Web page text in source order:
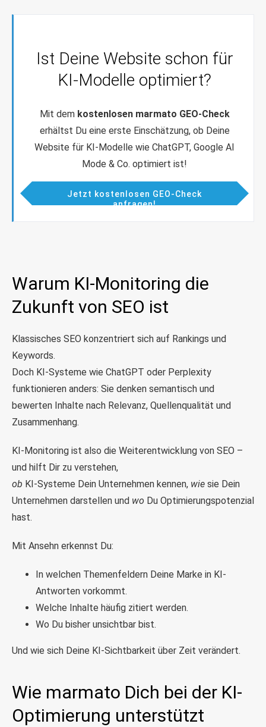
Ist Deine Website schon für
KI-Modelle optimiert?
Mit dem kostenlosen marmato GEO-Check
erhältst Du eine erste Einschätzung, ob Deine
Website für KI-Modelle wie ChatGPT, Google AI
Mode & Co. optimiert ist!
Jetzt kostenlosen GEO-Check
anfragen!
Warum KI-Monitoring die
Zukunft von SEO ist
Klassisches SEO konzentriert sich auf Rankings und
Keywords.
Doch KI-Systeme wie ChatGPT oder Perplexity
funktionieren anders: Sie denken semantisch und
bewerten Inhalte nach Relevanz, Quellenqualität und
Zusammenhang.
KI-Monitoring ist also die Weiterentwicklung von SEO –
und hilft Dir zu verstehen,
ob KI-Systeme Dein Unternehmen kennen, wiesie Dein
Unternehmen darstellen und wo Du Optimierungspotenzial
hast.
Mit Ansehn erkennst Du:
In welchen Themenfeldern Deine Marke in KI-
Antworten vorkommt.
Welche Inhalte häufig zitiert werden.
Wo Du bisher unsichtbar bist.
Und wie sich Deine KI-Sichtbarkeit über Zeit verändert.
Wie marmato Dich bei der KI-
Optimierung unterstützt